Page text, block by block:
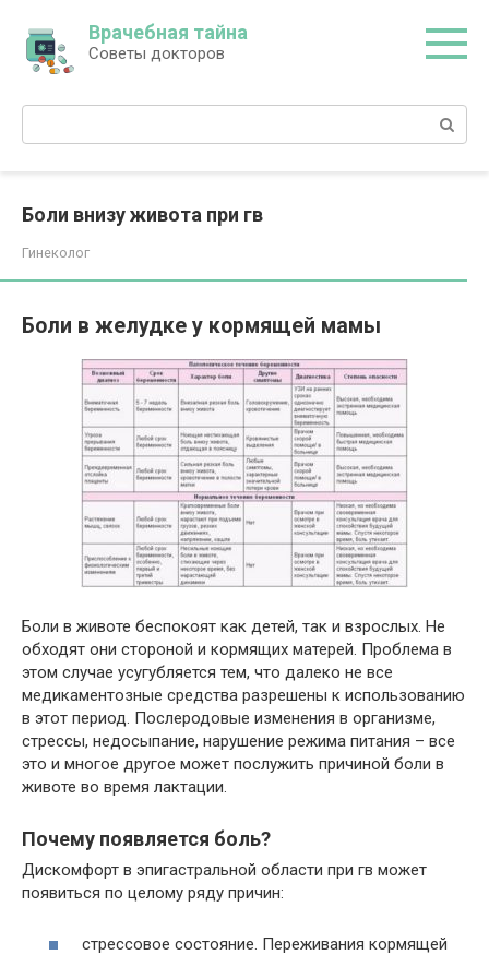
контенту
Врачебная тайна
Советы докторов
Поиск:
Боли внизу живота при гв
Гинеколог
Боли в желудке у кормящей мамы
Боли в животе беспокоят как детей, так и взрослых. Не
обходят они стороной и кормящих матерей. Проблема в
этом случае усугубляется тем, что далеко не все
медикаментозные средства разрешены к использованию
в этот период. Послеродовые изменения в организме,
стрессы, недосыпание, нарушение режима питания – все
это и многое другое может послужить причиной боли в
животе во время лактации.
Почему появляется боль?
Дискомфорт в эпигастральной области при гв может
появиться по целому ряду причин:
стрессовое состояние. Переживания кормящей